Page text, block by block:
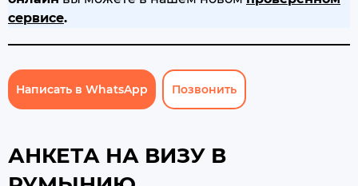
сервисе.
Написать в WhatsApp Позвонить
АНКЕТА НА ВИЗУ В